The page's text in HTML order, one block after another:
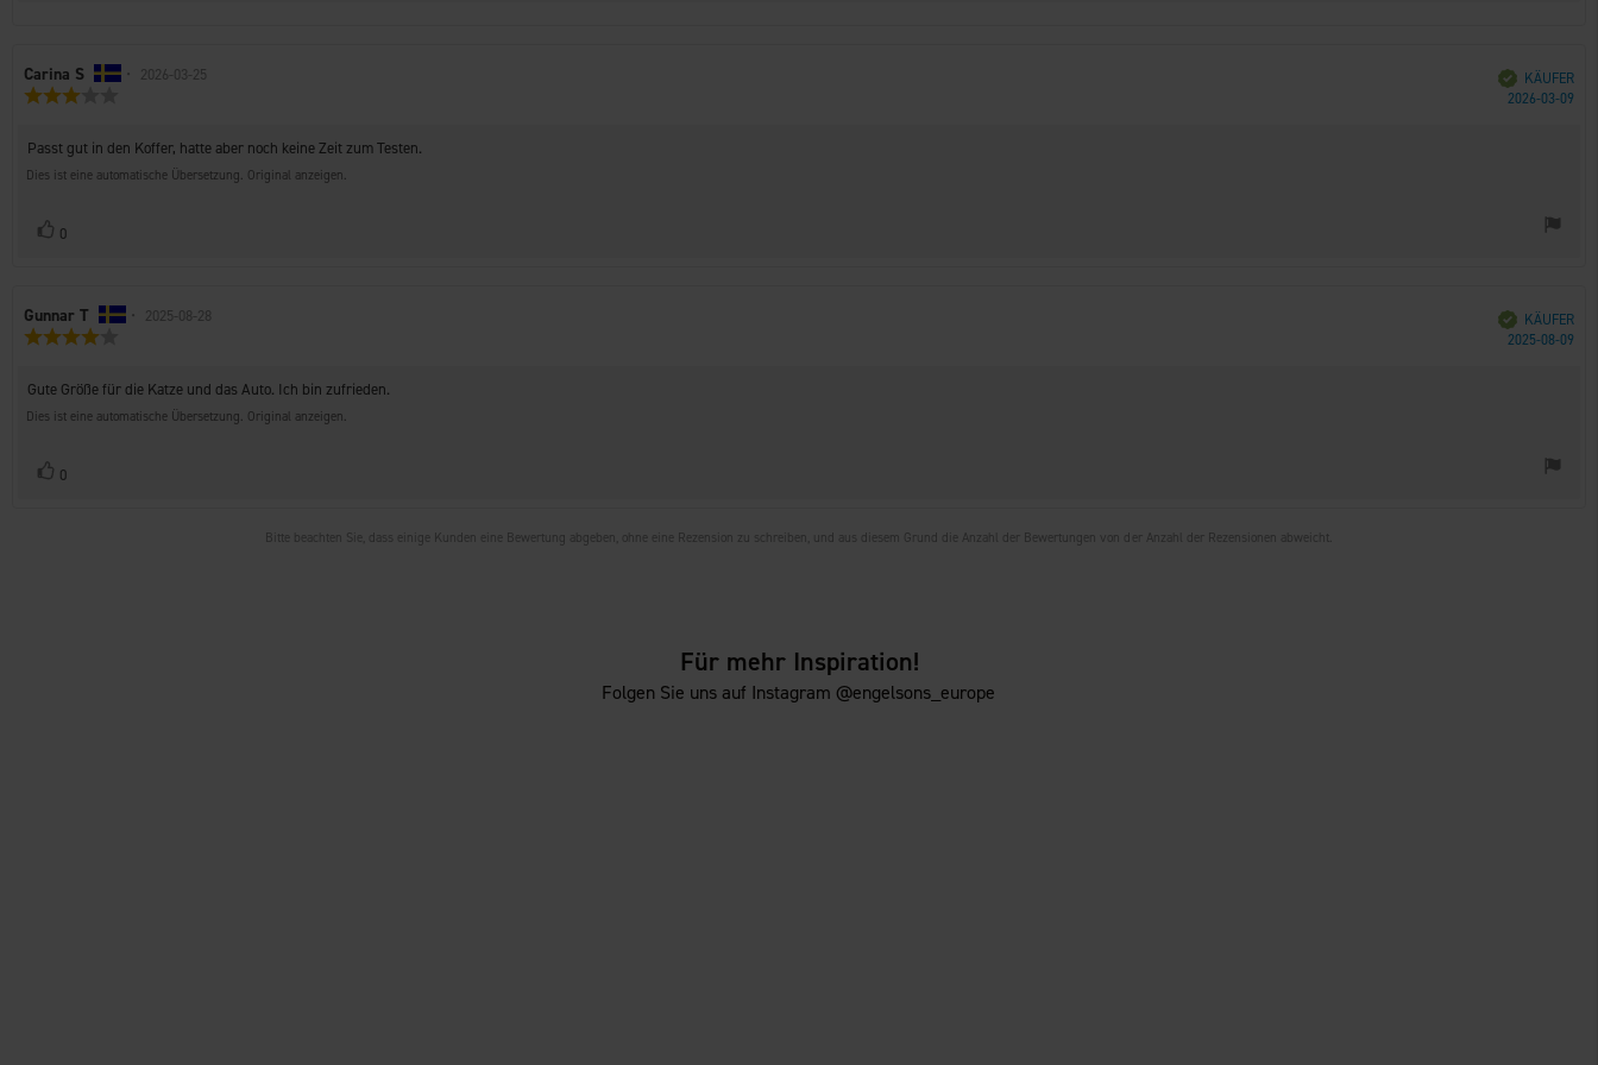
Autor
der
Carina S • Bewertungsdatum:
2026-03-25
5
Sternen
Verifiziert
KÄUFER
2026-03-09
Rezensionstext:
Passt gut in den Koffer, hatte aber noch keine Zeit zum Testen.
Dies ist eine automatische Übersetzung. Original anzeigen.
Stimme
0
Autor
der
Gunnar T • Bewertungsdatum:
2025-08-28
5
Sternen
Verifiziert
KÄUFER
2025-08-09
Rezensionstext:
Gute Größe für die Katze und das Auto. Ich bin zufrieden.
Dies ist eine automatische Übersetzung. Original anzeigen.
Stimme
0
Bitte beachten Sie, dass einige Kunden eine Bewertung abgeben, ohne eine Rezension zu schreiben, und aus diesem Grund die Anzahl der Bewertungen von der Anzahl der Rezensionen abweicht.
Für mehr Inspiration!
Folgen Sie uns auf Instagram @engelsons_europe